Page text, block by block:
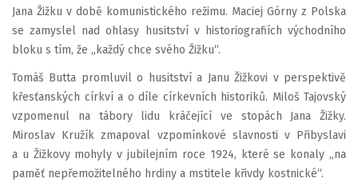
Jana Žižku v době komunistického režimu. Maciej Górny z Polska
se zamyslel nad ohlasy husitství v historiografiích východního
bloku s tím, že „každý chce svého Žižku“.
Tomáš Butta promluvil o husitství a Janu Žižkovi v perspektivě
křesťanských církví a o díle církevních historiků. Miloš Tajovský
vzpomenul na tábory lidu kráčející ve stopách Jana Žižky.
Miroslav Kružík zmapoval vzpomínkové slavnosti v Přibyslavi
a u Žižkovy mohyly v jubilejním roce 1924, které se konaly „na
paměť nepřemožitelného hrdiny a mstitele křivdy kostnické“.